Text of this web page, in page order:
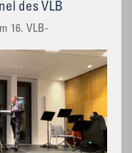
des VLB
16. VLB-